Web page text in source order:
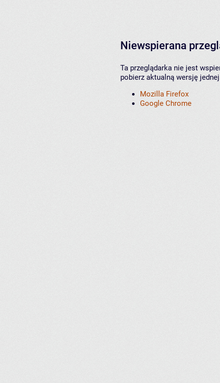
Niewspierana
Ta przeglądarka nie jest
pobierz aktualną wersję
Mozilla Firefox
Google Chrome